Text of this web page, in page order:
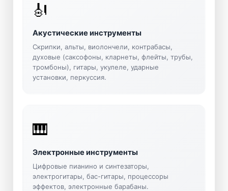
🎻
Акустические инструменты
Скрипки, альты, виолончели, контрабасы,
духовые (саксофоны, кларнеты, флейты, трубы,
тромбоны), гитары, укулеле, ударные
установки, перкуссия.
🎹
Электронные инструменты
Цифровые пианино и синтезаторы,
электрогитары, бас-гитары, процессоры
эффектов, электронные барабаны.